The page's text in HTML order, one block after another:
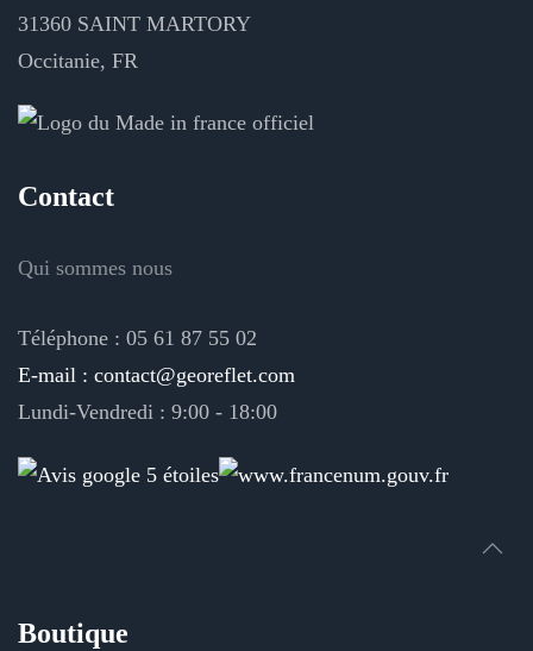
31360 SAINT MARTORY
Occitanie, FR
Contact
Qui sommes nous
Téléphone : 05 61 87 55 02
E-mail : contact@georeflet.com
Lundi-Vendredi : 9:00 - 18:00
Boutique